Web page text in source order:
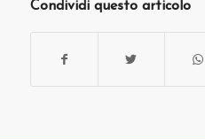
Condividi questo articolo